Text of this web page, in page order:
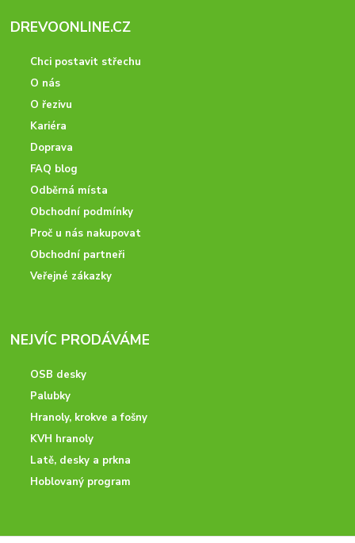
DREVOONLINE.CZ
Chci postavit střechu
O nás
O řezivu
Kariéra
Doprava
FAQ blog
Odběrná místa
Obchodní podmínky
Proč u nás nakupovat
Obchodní partneři
Veřejné zákazky
NEJVÍC PRODÁVÁME
OSB desky
Palubky
Hranoly, krokve a fošny
KVH hranoly
Latě, desky a prkna
Hoblovaný program